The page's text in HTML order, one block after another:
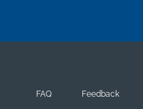
FAQ Feedback